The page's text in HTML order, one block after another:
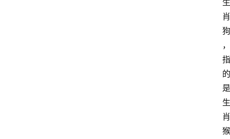
生
肖
狗
，
指
的
是
生
肖
猴